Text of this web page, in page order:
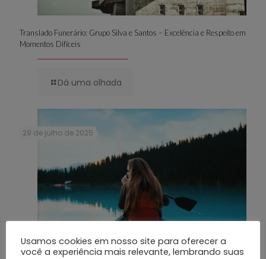
Translado Funerário: Grupo Silva e Santos – Excelência e Respeito em
Momentos Difíceis
Dá uma olhada
29 de julho de 2025
Usamos cookies em nosso site para oferecer a
você a experiência mais relevante, lembrando suas